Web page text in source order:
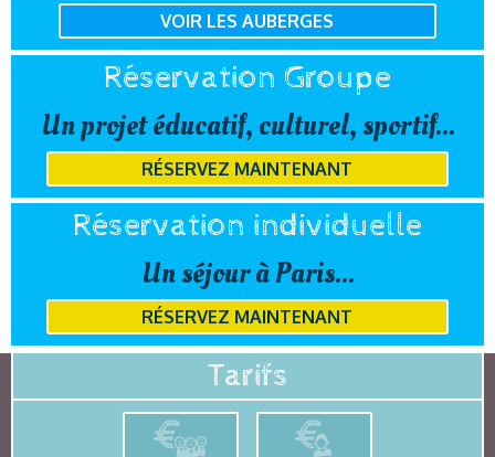
VOIR LES AUBERGES
Réservation Groupe
Un projet éducatif, culturel, sportif...
RÉSERVEZ MAINTENANT
Réservation individuelle
Un séjour à Paris...
RÉSERVEZ MAINTENANT
Tarifs